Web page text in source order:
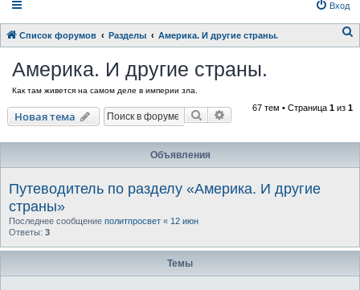
Вход
Список форумов Разделы Америка. И другие страны.
Америка. И другие страны.
Как там живется на самом деле в империи зла.
Новая тема Поиск Расширенный поиск
67 тем • Страница 1 из 1
Объявления
Путеводитель по разделу «Америка. И другие
страны»
Последнее сообщение политпросвет « 12 июн
Ответы: 3
Темы